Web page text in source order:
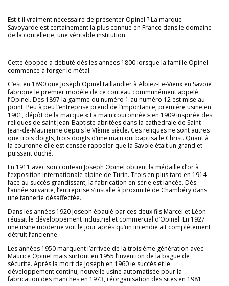
Est-t-il vraiment nécessaire de présenter Opinel ? La marque
Savoyarde est certainement la plus connue en France dans le domaine
de la coutellerie, une véritable institution.
Cette épopée a débuté dès les années 1800 lorsque la famille Opinel
commence à forger le métal.
C’est en 1890 que Joseph Opinel taillandier à Albiez-Le-Vieux en Savoie
fabrique le premier modèle de ce couteau communément appelé
l’Opinel. Dès 1897 la gamme du numéro 1 au numéro 12 est mise au
point. Peu à peu l’entreprise prend de l’importance, première usine en
1901, dépôt de la marque « La main couronnée » en 1909 inspirée des
reliques de saint Jean-Baptiste abritées dans la cathédrale de Saint-
Jean-de-Maurienne depuis le VIème siècle. Ces reliques ne sont autres
que trois doigts, trois doigts d’une main qui baptisa le Christ. Quant à
la couronne elle est censée rappeler que la Savoie était un grand et
puissant duché.
En 1911 avec son couteau Joseph Opinel obtient la médaille d’or à
l’exposition internationale alpine de Turin. Trois en plus tard en 1914
face au succès grandissant, la fabrication en série est lancée. Dès
l’année suivante, l’entreprise s’installe à proximité de Chambéry dans
une tannerie désaffectée.
Dans les années 1920 Joseph épaulé par ces deux fils Marcel et Léon
réussit le développement industriel et commercial d’Opinel. En 1927
une usine moderne voit le jour après qu’un incendie ait complètement
détruit l’ancienne.
Les années 1950 marquent l’arrivée de la troisième génération avec
Maurice Opinel mais surtout en 1955 l’invention de la bague de
sécurité. Après la mort de Joseph en 1960 le succès et le
développement continu, nouvelle usine automatisée pour la
fabrication des manches en 1973, réorganisation des sites en 1981.